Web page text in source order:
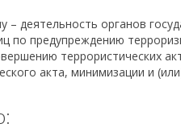
– деятельность органов
по предупреждению
террористических
акта, минимизации и